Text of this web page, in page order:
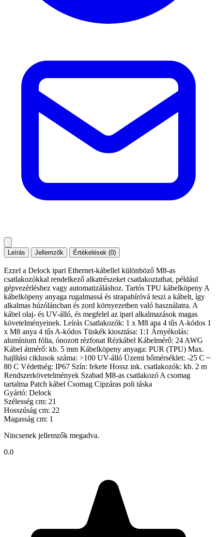
Leírás Jellemzők Értékelések (0)
Ezzel a Delock ipari Ethernet-kábellel különböző M8-as
csatlakozókkal rendelkező alkatrészeket csatlakoztathat, például
gépvezérléshez vagy automatizáláshoz. Tartós TPU kábelköpeny A
kábelköpeny anyaga rugalmassá és strapabíróvá teszi a kábelt, így
alkalmas húzóláncban és zord környezetben való használatra. A
kábel olaj- és UV-álló, és megfelel az ipari alkalmazások magas
követelményeinek. Leírás Csatlakozók: 1 x M8 apa 4 tűs A-kódos 1
x M8 anya 4 tűs A-kódos Tüskék kiosztása: 1:1 Árnyékolás:
alumínium fólia, ónozott rézfonat Rézkábel Kábelmérő: 24 AWG
Kábel átmérő: kb. 5 mm Kábelköpeny anyaga: PUR (TPU) Max.
hajlítási ciklusok száma: >100 UV-álló Üzemi hőmérséklet: -25 C ~
80 C Védettség: IP67 Szín: fekete Hossz ink. csatlakozók: kb. 2 m
Rendszerkövetelmények Szabad M8-as csatlakozó A csomag
tartalma Patch kábel Csomag Cipzáras poli táska
Gyártó: Delock
Szélesség cm: 21
Hosszúság cm: 22
Magasság cm: 1
Nincsenek jellemzők megadva.
0.0